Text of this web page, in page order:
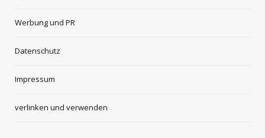
Werbung und PR
Datenschutz
Impressum
verlinken und verwenden